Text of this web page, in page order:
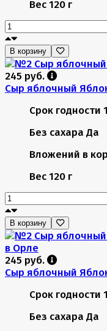
Вес 120 г
В корзину
245 руб.
Сыр яблочный
Срок годности
Без сахара Да
Вложений в
Вес 120 г
В корзину
245 руб.
Сыр яблочный
Срок годности
Без сахара Да